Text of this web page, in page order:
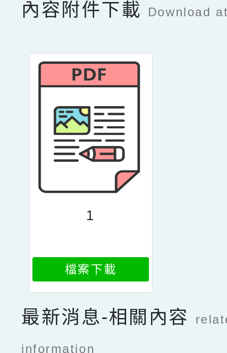
內容附件下載 Download
1
檔案下載
最新消息-相關內容
information